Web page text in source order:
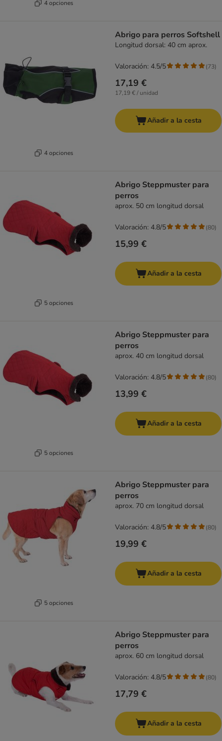
4 opciones
4 opciones
Abrigo para perros Softshell
Longitud dorsal: 40 cm aprox.
17,19 €
17,19 € / unidad
Valoración: 4.5/5 (73)
Añadir a la cesta
5 opciones
Abrigo Steppmuster para
perros
aprox. 50 cm longitud dorsal
15,99 €
Valoración: 4.8/5 (80)
Añadir a la cesta
5 opciones
Abrigo Steppmuster para
perros
aprox. 40 cm longitud dorsal
13,99 €
Valoración: 4.8/5 (80)
Añadir a la cesta
5 opciones
Abrigo Steppmuster para
perros
aprox. 70 cm longitud dorsal
19,99 €
Valoración: 4.8/5 (80)
Añadir a la cesta
Abrigo Steppmuster para
perros
aprox. 60 cm longitud dorsal
17,79 €
Valoración: 4.8/5 (80)
Añadir a la cesta